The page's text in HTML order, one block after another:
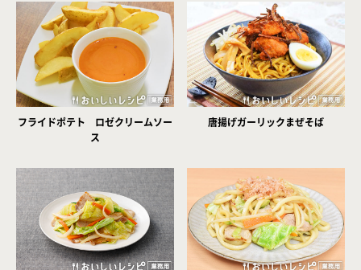
フライドポテト ロゼクリームソー
ス
唐揚げガーリックまぜそば